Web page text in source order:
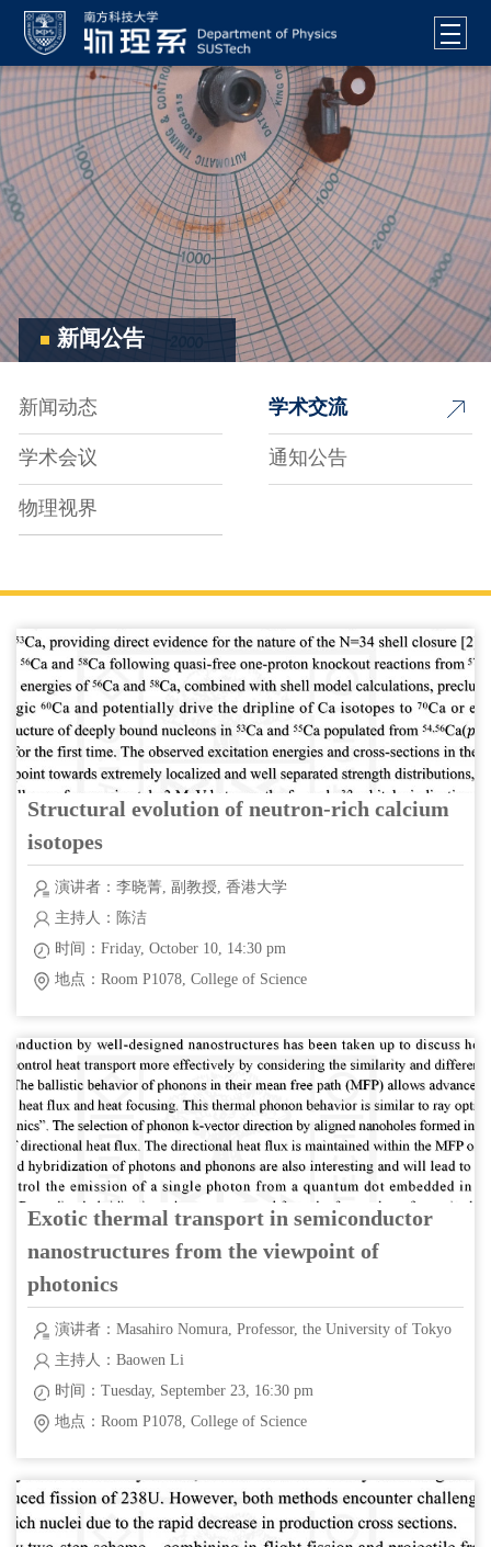
新闻公告
新闻动态 学术交流
学术会议 通知公告
物理视界
Structural evolution of neutron-rich calcium
isotopes
演讲者：李晓菁, 副教授, 香港大学
主持人：陈洁
时间：Friday, October 10, 14:30 pm
地点：Room P1078, College of Science
Exotic thermal transport in semiconductor
nanostructures from the viewpoint of
photonics
演讲者：Masahiro Nomura, Professor, the University of Tokyo
主持人：Baowen Li
时间：Tuesday, September 23, 16:30 pm
地点：Room P1078, College of Science